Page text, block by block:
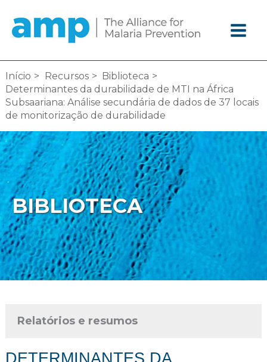
diretamente
para
o
conteúdo
Início Recursos
Biblioteca
Determinantes da durabilidade de MTI na África
Subsaariana: Análise secundária de dados de 37 locais
de monitorização de durabilidade
BIBLIOTECA
Relatórios e resumos
DETERMINANTES DA